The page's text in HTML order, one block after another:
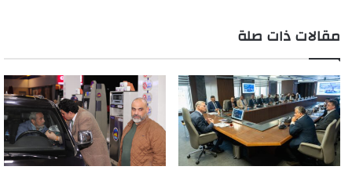
مقالات ذات صلة